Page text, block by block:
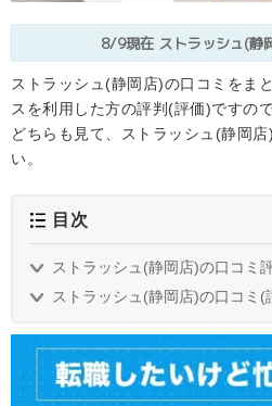
8/9現在 ストラッシュ(静
ストラッシュ(静岡店)の口コミをま
スを利用した方の評判(評価)ですの
どちらも見て、ストラッシュ(静岡
い。
目次
ストラッシュ(静岡店)の口コミ
ストラッシュ(静岡店)の口コミ(